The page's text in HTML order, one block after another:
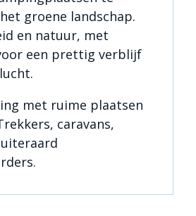
groene landschap.
en natuur, met
een prettig verblijf
met ruime plaatsen
caravans,